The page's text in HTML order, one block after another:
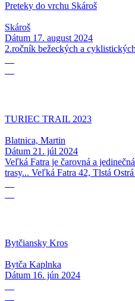
Preteky do vrchu Skároš
Skároš
Dátum 17. august 2024
2.ročník bežeckých a
TURIEC TRAIL 2023
Blatnica, Martin
Dátum 21. júl 2024
Veľká Fatra je čarovná a
trasy... Veľká Fatra 42, Tlstá
Bytčiansky Kros
Bytča Kaplnka
Dátum 16. jún 2024